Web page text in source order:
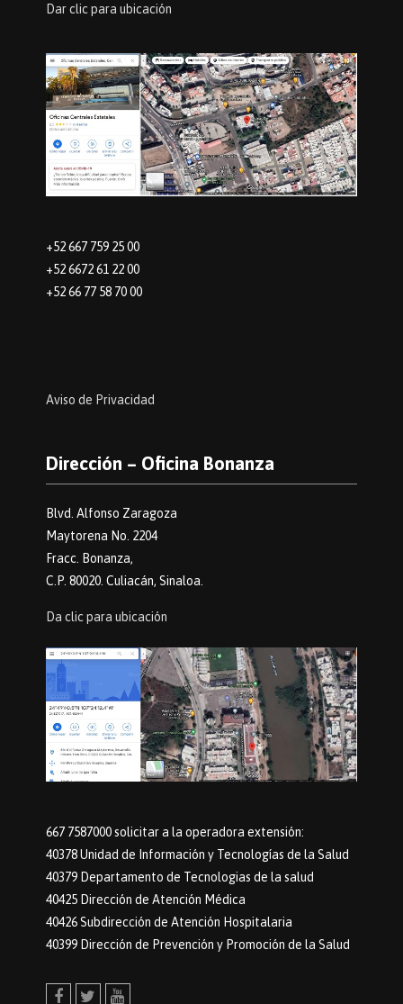
Dar clic para ubicación
+52 667 759 25 00
+52 6672 61 22 00
+52 66 77 58 70 00
Aviso de Privacidad
Dirección – Oficina Bonanza
Blvd. Alfonso Zaragoza
Maytorena No. 2204
Fracc. Bonanza,
C.P. 80020. Culiacán, Sinaloa.
Da clic para ubicación
667 7587000 solicitar a la operadora extensión:
40378 Unidad de Información y Tecnologías de la Salud
40379 Departamento de Tecnologias de la salud
40425 Dirección de Atención Médica
40426 Subdirección de Atención Hospitalaria
40399 Dirección de Prevención y Promoción de la Salud